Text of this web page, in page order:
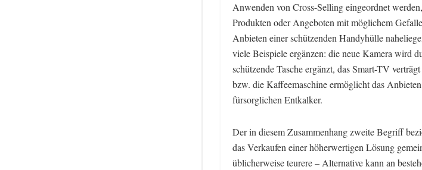
Anwenden von Cross-Selling eingeordnet
Produkten oder Angeboten mit möglichem
Anbieten einer schützenden Handyhülle
viele Beispiele ergänzen: die neue Kamera wird
schützende Tasche ergänzt, das Smart-TV
bzw. die Kaffeemaschine ermöglicht das
fürsorglichen Entkalker.
Der in diesem Zusammenhang zweite Begriff
das Verkaufen einer höherwertigen Lösung
üblicherweise teurere – Alternative kann an